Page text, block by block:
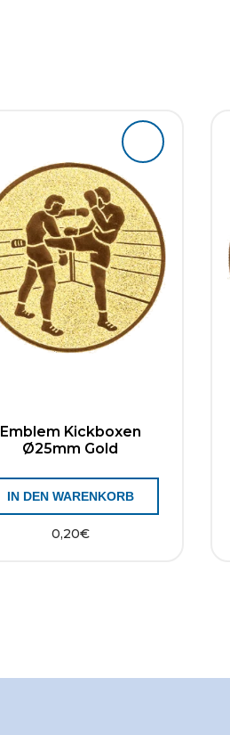
Emblem Kickboxen
Ø25mm Gold
0,20€
IN DEN WARENKORB